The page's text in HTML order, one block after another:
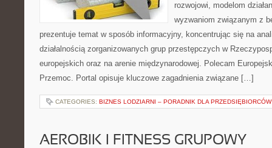
rozwojowi, modelom
wyzwaniom związanym z
prezentuje temat w sposób informacyjny, koncentrując się na
działalnością zorganizowanych grup przestępczych w
europejskich oraz na arenie międzynarodowej. Polecam
Przemoc. Portal opisuje kluczowe zagadnienia związane […]
CATEGORIES: BIZNES LODZIARNI – PORADNIK DLA PRZEDSIĘBIORCÓW
AEROBIK I FITNESS GRUPOWY